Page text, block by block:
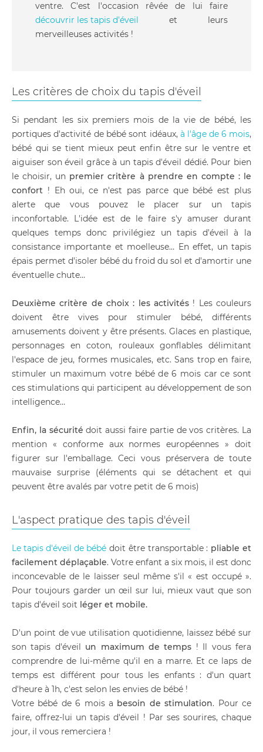
ventre. C'est l'occasion rêvée de lui faire
découvrir les tapis d'éveil et leurs
merveilleuses activités !
Les critères de choix du tapis d'éveil
Si pendant les six premiers mois de la vie de bébé, les
portiques d'activité de bébé sont idéaux, à l'âge de 6 mois,
bébé qui se tient mieux peut enfin être sur le ventre et
aiguiser son éveil grâce à un tapis d'éveil dédié. Pour bien
le choisir, un premier critère à prendre en compte : le
confort ! Eh oui, ce n'est pas parce que bébé est plus
alerte que vous pouvez le placer sur un tapis
inconfortable. L'idée est de le faire s'y amuser durant
quelques temps donc privilégiez un tapis d'éveil à la
consistance importante et moelleuse… En effet, un tapis
épais permet d'isoler bébé du froid du sol et d'amortir une
éventuelle chute…
Deuxième critère de choix : les activités ! Les couleurs
doivent être vives pour stimuler bébé, différents
amusements doivent y être présents. Glaces en plastique,
personnages en coton, rouleaux gonflables délimitant
l'espace de jeu, formes musicales, etc. Sans trop en faire,
stimuler un maximum votre bébé de 6 mois car ce sont
ces stimulations qui participent au développement de son
intelligence…
Enfin, la sécurité doit aussi faire partie de vos critères. La
mention « conforme aux normes européennes » doit
figurer sur l'emballage. Ceci vous préservera de toute
mauvaise surprise (éléments qui se détachent et qui
peuvent être avalés par votre petit de 6 mois)
L'aspect pratique des tapis d'éveil
Le tapis d'éveil de bébé doit être transportable : pliable et
facilement déplaçable. Votre enfant a six mois, il est donc
inconcevable de le laisser seul même s'il « est occupé ».
Pour toujours garder un œil sur lui, mieux vaut que son
tapis d'éveil soit léger et mobile.
D'un point de vue utilisation quotidienne, laissez bébé sur
son tapis d'éveil un maximum de temps ! Il vous fera
comprendre de lui-même qu'il en a marre. Et ce laps de
temps est différent pour tous les enfants : d'un quart
d'heure à 1h, c'est selon les envies de bébé !
Votre bébé de 6 mois a besoin de stimulation. Pour ce
faire, offrez-lui un tapis d'éveil ! Par ses sourires, chaque
jour, il vous remerciera !